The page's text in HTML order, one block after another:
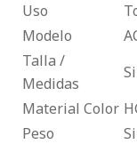
Uso
Modelo
Talla /
Medidas
Material Color
Peso